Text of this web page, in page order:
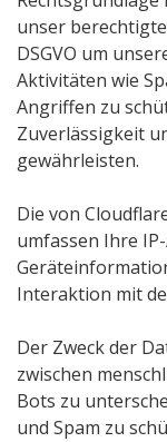
unser
DSGVO um
Aktivitäten wie
Angriffen zu
Zuverlässigkeit
gewährleisten.
Die von
umfassen Ihre
Interaktion mit
Der Zweck der
zwischen
Bots zu
und Spam zu